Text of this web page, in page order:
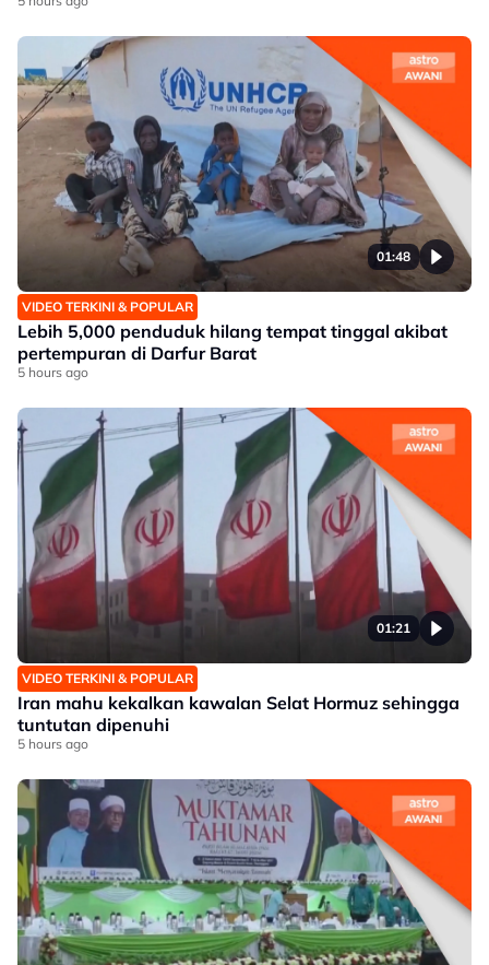
01:48
VIDEO TERKINI & POPULAR
Lebih 5,000 penduduk hilang tempat tinggal akibat
pertempuran di Darfur Barat
5 hours ago
01:21
VIDEO TERKINI & POPULAR
Iran mahu kekalkan kawalan Selat Hormuz sehingga
tuntutan dipenuhi
5 hours ago